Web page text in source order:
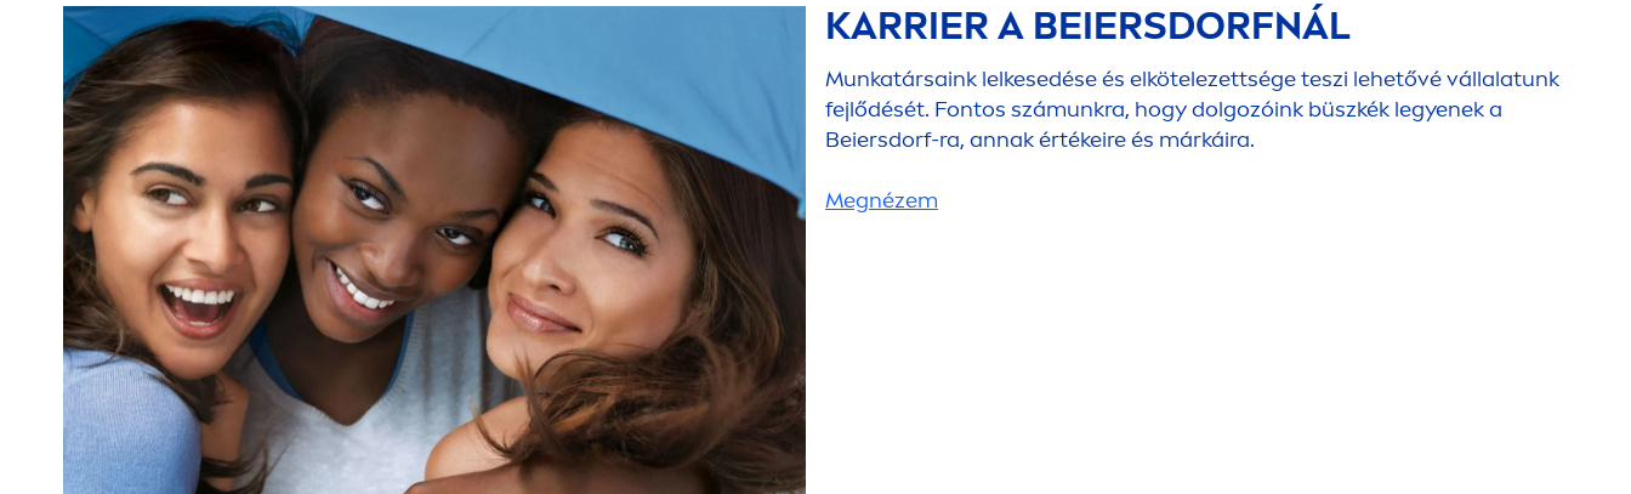
KARRIER A BEIERSDORFNÁL
Munkatársaink lelkesedése és elkötelezettsége teszi lehetővé vállalatunk
fejlődését. Fontos számunkra, hogy dolgozóink büszkék legyenek a
Beiersdorf-ra, annak értékeire és márkáira.
Megnézem